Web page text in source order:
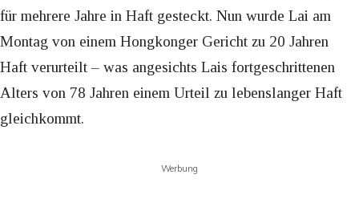
für mehrere Jahre in Haft gesteckt. Nun wurde Lai am
Montag von einem Hongkonger Gericht zu 20 Jahren
Haft verurteilt – was angesichts Lais fortgeschrittenen
Alters von 78 Jahren einem Urteil zu lebenslanger Haft
gleichkommt.
Werbung